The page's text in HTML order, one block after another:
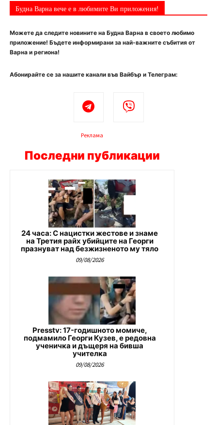
Будна Варна вече е в любимите Ви приложения!
Можете да следите новините на Будна Варна в своето любимо
приложение! Бъдете информирани за най-важните събития от
Варна и региона!
Абонирайте се за нашите канали във Вайбър и Телеграм:
Реклама
Последни публикации
24 часа: С нацистки жестове и знаме
на Третия райх убийците на Георги
празнуват над безжизненото му тяло
09/08/2026
Presstv: 17-годишното момиче,
подмамило Георги Кузев, е редовна
ученичка и дъщеря на бивша
учителка
09/08/2026